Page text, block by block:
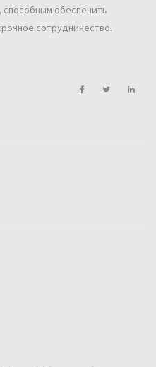
обеспечить
сотрудничество.